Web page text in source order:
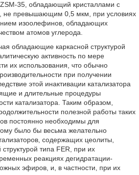
ZSM-35, обладающий кристаллами с
не превышающим 0,5 мкм, при условиях
изоолефинов, обладающих
атомов углерода.
обладающие каркасной структурой
активность по мере
их использования, что обычно
при получении
этой инактивации катализатора
и длительные процедуры
катализатора. Таким образом,
полезной работы таких
постоянно необходимы для
было бы весьма желательно
содержащих цеолиты,
типа FER, при их
реакциях дегидратации-
эфиров, и, в частности, при их